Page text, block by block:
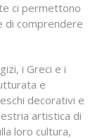
ci permettono
di comprendere
i Greci e i
e
decorativi e
artistica di
loro cultura,